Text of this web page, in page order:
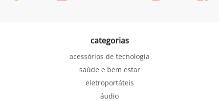
categorias
acessórios de tecnologia
saúde e bem estar
eletroportáteis
áudio